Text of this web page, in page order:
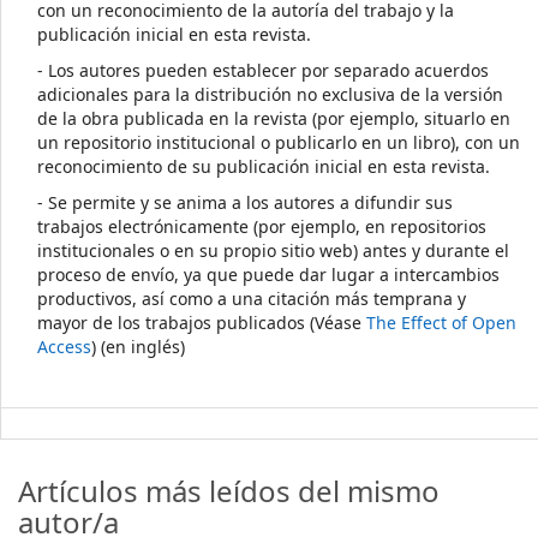
con un reconocimiento de la autoría del trabajo y la
publicación inicial en esta revista.
- Los autores pueden establecer por separado acuerdos
adicionales para la distribución no exclusiva de la versión
de la obra publicada en la revista (por ejemplo, situarlo en
un repositorio institucional o publicarlo en un libro), con un
reconocimiento de su publicación inicial en esta revista.
- Se permite y se anima a los autores a difundir sus
trabajos electrónicamente (por ejemplo, en repositorios
institucionales o en su propio sitio web) antes y durante el
proceso de envío, ya que puede dar lugar a intercambios
productivos, así como a una citación más temprana y
mayor de los trabajos publicados (Véase The Effect of Open
Access) (en inglés)
Artículos más leídos del mismo
autor/a